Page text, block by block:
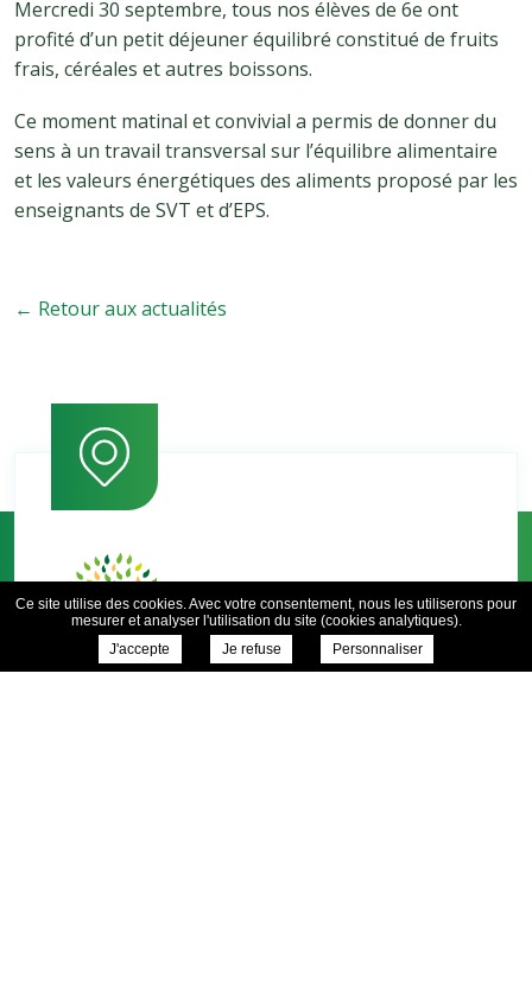
Mercredi 30 septembre, tous nos élèves de 6e ont
profité d’un petit déjeuner équilibré constitué de fruits
frais, céréales et autres boissons.
Ce moment matinal et convivial a permis de donner du
sens à un travail transversal sur l’équilibre alimentaire
et les valeurs énergétiques des aliments proposé par les
enseignants de SVT et d’EPS.
← Retour aux actualités
Ce site utilise des cookies. Avec votre consentement, nous les utiliserons pour
mesurer et analyser l'utilisation du site (cookies analytiques).
J'accepte
Je refuse Personnaliser